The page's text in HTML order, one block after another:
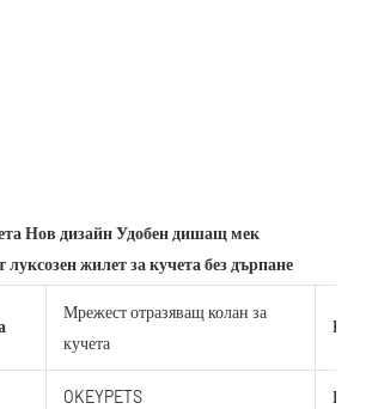
Нов дизайн Удобен дишащ мек
жилет за кучета без дърпане
Мрежест отразяващ колан за
кучета
OKEYPETS